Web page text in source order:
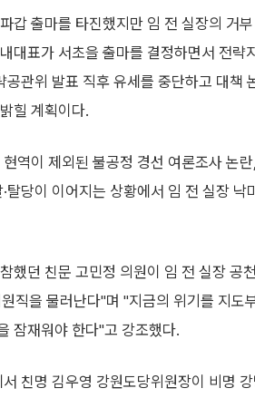
갑 출마를 타진했지만 임 전 실장의 거부
대표가 서초을 출마를 결정하면서 전략지
관위 발표 직후 유세를 중단하고 대책
힐 계획이다.
역이 제외된 불공정 경선 여론조사 논
당이 이어지는 상황에서 임 전 실장 낙
했던 친문 고민정 의원이 임 전 실장 공
직을 물러난다"며 "지금의 위기를 지도
잠재워야 한다"고 강조했다.
친명 김우영 강원도당위원장이 비명